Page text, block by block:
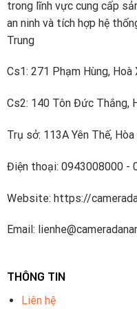
mới và đổi mới.
nghiên cứu – Viện công
cấp cao làm việc về
phần mềm và các công
ninh hàng đầu thế giới
trong lĩnh vực cung cấp
an ninh và tích hợp hệ
Trung
Cs1: 271 Phạm Hùng, Hoà
Cs2: 140 Tôn Đức Thắng,
Trụ sở: 113A Yên Thế,
Điện thoại: 0943008000 -
Website: https://
Email:
THÔNG TIN
Liên hệ